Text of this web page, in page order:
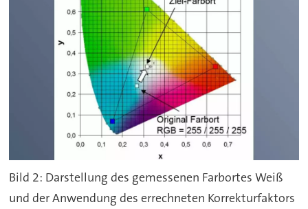
Bild 2: Darstellung des gemessenen Farbortes Weiß
und der Anwendung des errechneten Korrekturfaktors